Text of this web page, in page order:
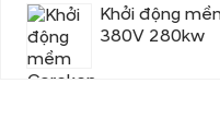
Khởi động
380V 280kw